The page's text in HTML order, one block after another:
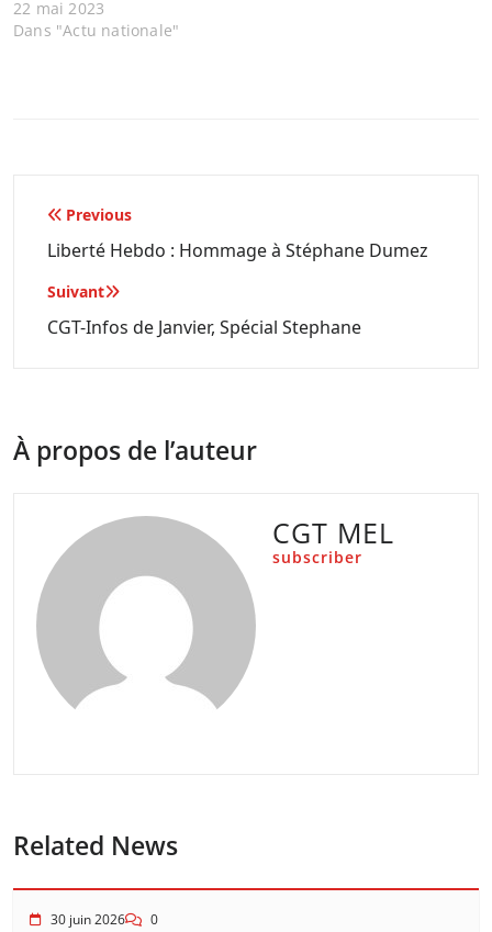
22 mai 2023
Dans "Actu nationale"
Navigation
de
l’article
Previous
Liberté Hebdo : Hommage à Stéphane Dumez
Suivant
CGT-Infos de Janvier, Spécial Stephane
À propos de l’auteur
CGT MEL
subscriber
Related News
30 juin 2026 0